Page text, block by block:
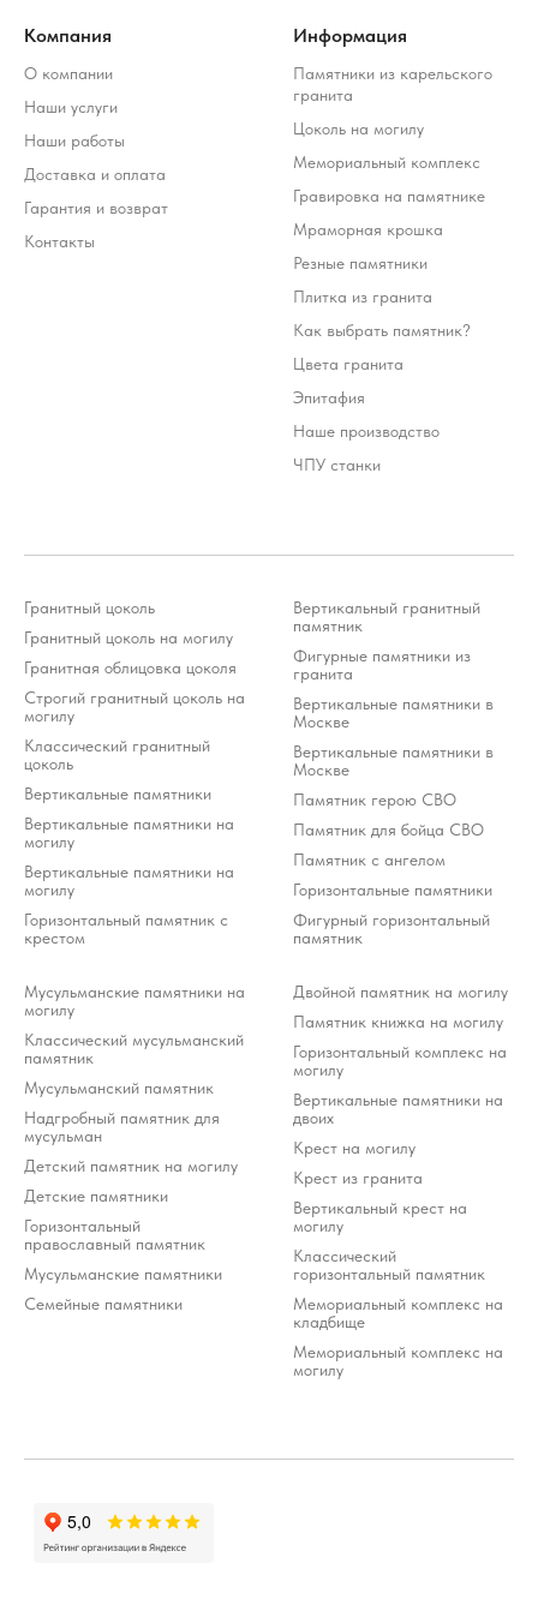
Компания
О компании
Наши услуги
Наши работы
Доставка и оплата
Гарантия и возврат
Контакты
Информация
Памятники из карельского
гранита
Цоколь на могилу
Мемориальный комплекс
Гравировка на памятнике
Мраморная крошка
Резные памятники
Плитка из гранита
Как выбрать памятник?
Цвета гранита
Эпитафия
Наше производство
ЧПУ станки
Гранитный цоколь
Гранитный цоколь на могилу
Гранитная облицовка цоколя
Строгий гранитный цоколь на
могилу
Классический гранитный
цоколь
Вертикальные памятники
Вертикальные памятники на
могилу
Вертикальные памятники на
могилу
Горизонтальный памятник с
крестом
Вертикальный гранитный
памятник
Фигурные памятники из
гранита
Вертикальные памятники в
Москве
Вертикальные памятники в
Москве
Памятник герою СВО
Памятник для бойца СВО
Памятник с ангелом
Горизонтальные памятники
Фигурный горизонтальный
памятник
Мусульманские памятники на
могилу
Классический мусульманский
памятник
Мусульманский памятник
Надгробный памятник для
мусульман
Детский памятник на могилу
Детские памятники
Горизонтальный
православный памятник
Мусульманские памятники
Семейные памятники
Двойной памятник на могилу
Памятник книжка на могилу
Горизонтальный комплекс на
могилу
Вертикальные памятники на
двоих
Крест на могилу
Крест из гранита
Вертикальный крест на
могилу
Классический
горизонтальный памятник
Мемориальный комплекс на
кладбище
Мемориальный комплекс на
могилу
Разработка ivanenkomarketing.ru
© 2012-2026 ООО «Гранит-Монумент»
Стоимость услуг зависит от выбранного продукта и
может варьироваться 10-20% от стоимости изделия
*Meta Platforms Inc. (Facebook, Instagram, WhatsApp) признана
экстремистской организацией и запрещена на территории РФ (решение
Тверского районного суда г. Москвы от 21.03.2022 г.). Оператор осуждает
деятельность Meta, но использует WhatsApp исключительно по выбору
клиента.